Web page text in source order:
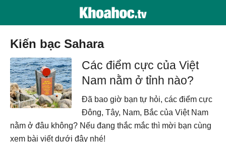
Kiến bạc Sahara
Các điểm cực của Việt
Nam nằm ở tỉnh nào?
Đã bao giờ bạn tự hỏi, các điểm cực
Đông, Tây, Nam, Bắc của Việt Nam
nằm ở đâu không? Nếu đang thắc mắc thì mời bạn cùng
xem bài viết dưới đây nhé!